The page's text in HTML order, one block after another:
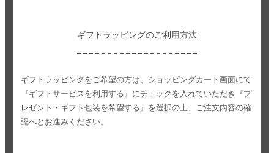
ギフトラッピングのご利用方法
ギフトラッピングをご希望の方は、ショッピングカート画面にて
『ギフトサービスを利用する』にチェックを入れていただき
『プ
レゼント・ギフト包装を希望する』を選択の上、ご注文内容の確
認へとお進みください。